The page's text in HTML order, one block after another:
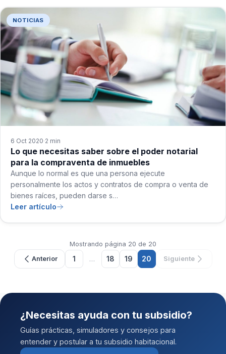
NOTICIAS
6 Oct 2020·2 min
Lo que necesitas saber sobre el poder notarial
para la compraventa de inmuebles
Aunque lo normal es que una persona ejecute
personalmente los actos y contratos de compra o venta de
bienes raíces, pueden darse s…
Leer artículo
Mostrando página 20 de 20
Anterior
1 … 18 19 20 Siguiente
¿Necesitas ayuda con tu subsidio?
Guías prácticas, simuladores y consejos para
entender y postular a tu subsidio habitacional.